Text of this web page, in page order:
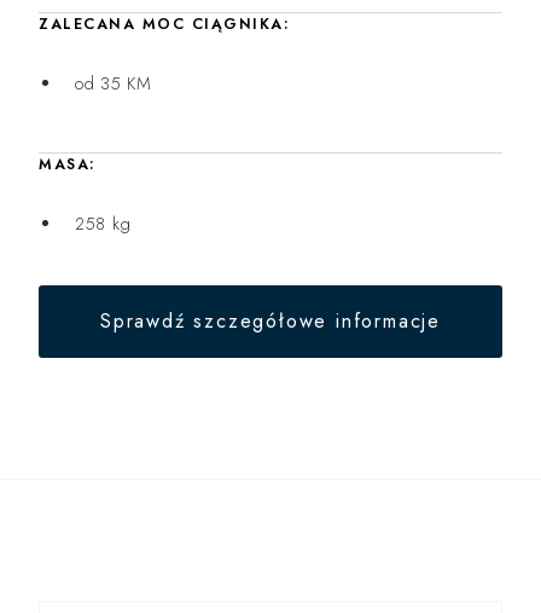
ZALECANA MOC CIĄGNIKA:
od 35 KM
MASA:
258 kg
Sprawdź szczegółowe informacje